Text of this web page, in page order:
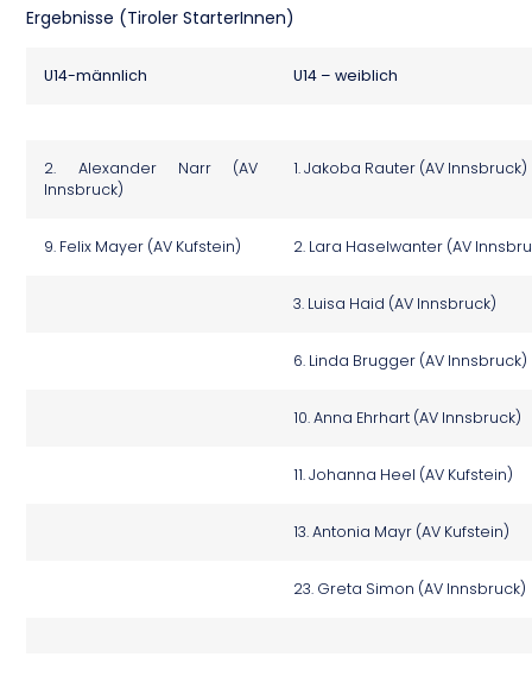
Ergebnisse (Tiroler StarterInnen)
U14-männlich U14 – weiblich
2. Alexander Narr (AV
Innsbruck)
1. Jakoba Rauter (AV Innsbruck)
9. Felix Mayer (AV Kufstein) 2. Lara Haselwanter (AV
3. Luisa Haid (AV Innsbruck)
6. Linda Brugger (AV Innsbruck)
10. Anna Ehrhart (AV Innsbruck)
11. Johanna Heel (AV Kufstein)
13. Antonia Mayr (AV Kufstein)
23. Greta Simon (AV Innsbruck)